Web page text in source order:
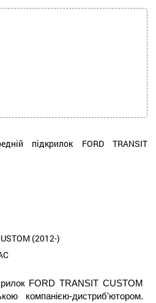
підкрилок FORD TRANSIT
(2012-)
FORD TRANSIT CUSTOM
компанією-дистриб'ютором.